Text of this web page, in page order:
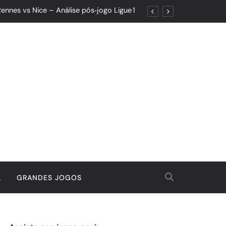
vs Nice – Análise pós‑jogo Ligue 1
o Resultado Esconde o Progresso
Que Nasceu da Garra e do Controle
Um Jogo de Controle e Maturidade
o Resultado Esconde o Progresso
GRANDES JOGOS